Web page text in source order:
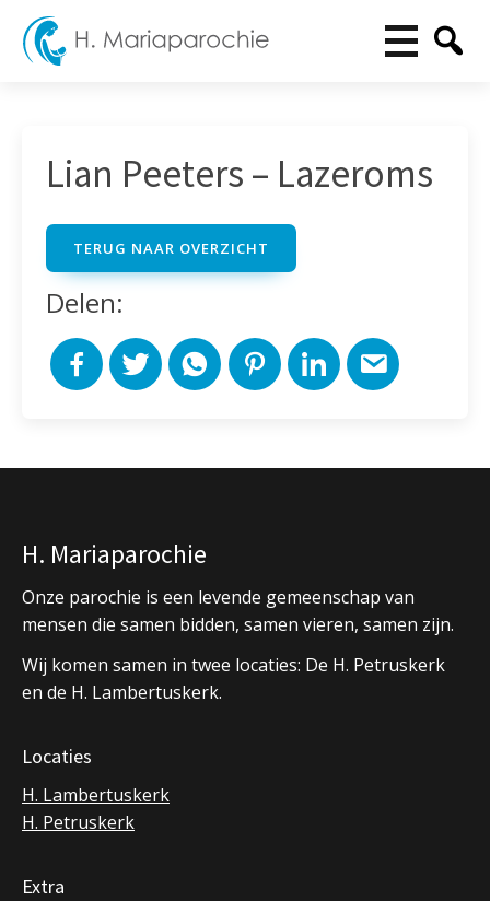
Lian Peeters – Lazeroms
TERUG NAAR OVERZICHT
Delen:
H. Mariaparochie
Onze parochie is een levende gemeenschap van
mensen die samen bidden, samen vieren, samen zijn.
Wij komen samen in twee locaties: De H. Petruskerk
en de H. Lambertuskerk.
Locaties
H. Lambertuskerk
H. Petruskerk
Extra